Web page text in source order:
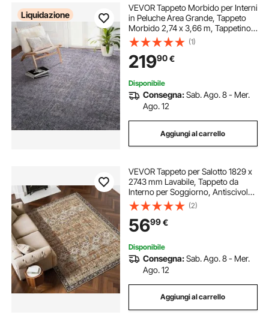
Liquidazione
VEVOR Tappeto Morbido per Interni
in Peluche Area Grande, Tappeto
Morbido 2,74 x 3,66 m, Tappetino
con Pelo Lungo per Zone ad Alto
Traffico, Studio, Soggiorno, Salotto,
Antiscivolo, Blu Grigio
(1)
21990€
Disponibile
Consegna:Sab. Ago. 8 - Mer.
Ago. 12
Aggiungi al carrello
VEVOR Tappeto per Salotto 1829 x
2743 mm Lavabile, Tappeto da
Interno per Soggiorno, Antiscivolo
e Antistrappo, per Animali
Domestici e Bambini, per Camera
da Letto, Soggiorno, Marrone e
Verde
(2)
5699€
Disponibile
Consegna:Sab. Ago. 8 - Mer.
Ago. 12
Aggiungi al carrello